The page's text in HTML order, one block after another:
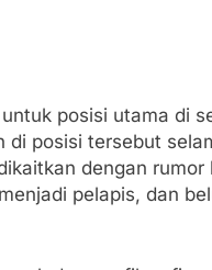
posisi utama di
posisi tersebut
dengan
pelapis, dan